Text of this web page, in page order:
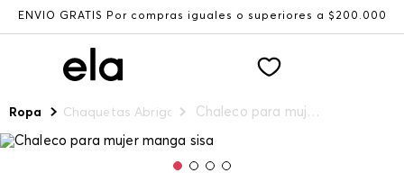
ENVÍO GRATIS Por compras iguales o superiores a $200.000
Ropa Chaquetas Abrigos y Chalecos Chaleco para mujer manga sisa